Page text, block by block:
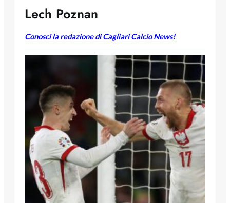
Lech Poznan
Conosci la redazione di Cagliari Calcio News!